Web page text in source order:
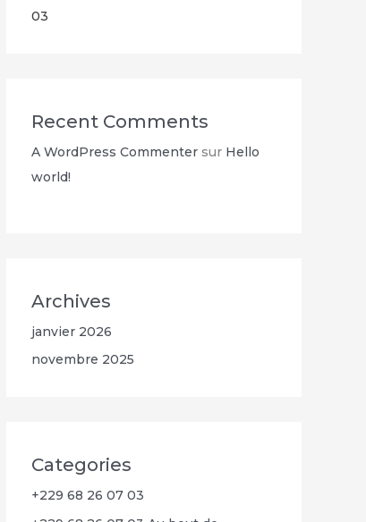
03
Recent Comments
A WordPress Commenter sur Hello
world!
Archives
janvier 2026
novembre 2025
Categories
+229 68 26 07 03